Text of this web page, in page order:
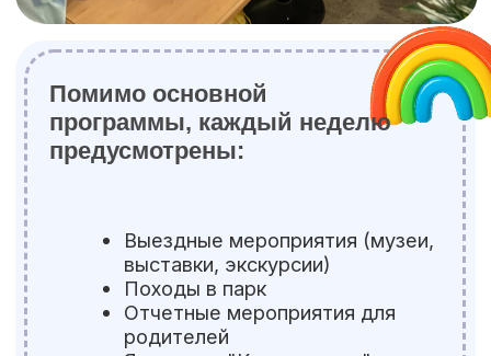
спортивные соревнования
весёлые праздники и
еженедельные ярмарки
мы свяжемся с вами,
забронируем место
и ответим на все вопросы